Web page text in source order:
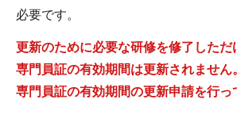
必要です。
更新のために必要な研修を修了しただ
専門員証の有効期間は更新されません
専門員証の有効期間の更新申請を行っ